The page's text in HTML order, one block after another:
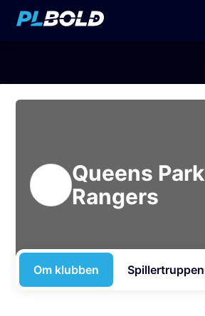
Queens Park
Rangers
Om klubben Spillertruppen